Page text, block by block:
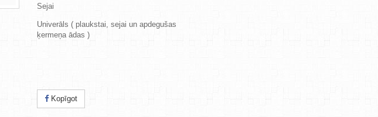
Sejai
Univerāls ( plaukstai, sejai un apdegušas
ķermeņa ādas )
Kopīgot